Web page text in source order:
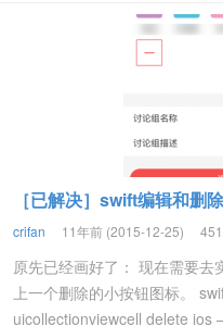
［已解决］swift编辑和
crifan 11年前 (2015-12-25)
原先已经画好了： 现在需要去
上一个删除的小按钮图标。
uicollectionviewcell delete ios